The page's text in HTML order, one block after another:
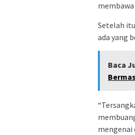
Setelah
ada yang
Baca
mengenai